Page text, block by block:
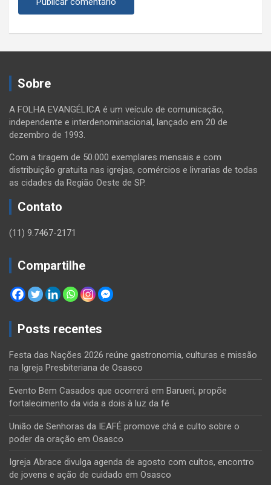
Sobre
A FOLHA EVANGÉLICA é um veículo de comunicação,
independente e interdenominacional, lançado em 20 de
dezembro de 1993.
Com a tiragem de 50.000 exemplares mensais e com
distribuição gratuita nas igrejas, comércios e livrarias de todas
as cidades da Região Oeste de SP.
Contato
(11) 9.7467-2171
Compartilhe
Posts recentes
Festa das Nações 2026 reúne gastronomia, culturas e missão
na Igreja Presbiteriana de Osasco
Evento Bem Casados que ocorrerá em Barueri, propõe
fortalecimento da vida a dois à luz da fé
União de Senhoras da IEAFÉ promove chá e culto sobre o
poder da oração em Osasco
Igreja Abrace divulga agenda de agosto com cultos, encontro
de jovens e ação de cuidado em Osasco